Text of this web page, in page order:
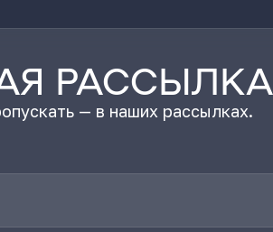
РАССЫЛКА
— в наших рассылках.